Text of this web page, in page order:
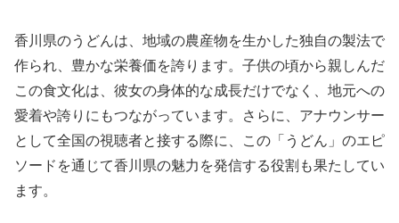
香川県のうどんは、地域の農産物を生かした独自の製法で
作られ、豊かな栄養価を誇ります。子供の頃から親しんだ
この食文化は、彼女の身体的な成長だけでなく、地元への
愛着や誇りにもつながっています。さらに、アナウンサー
として全国の視聴者と接する際に、この「うどん」のエピ
ソードを通じて香川県の魅力を発信する役割も果たしてい
ます。